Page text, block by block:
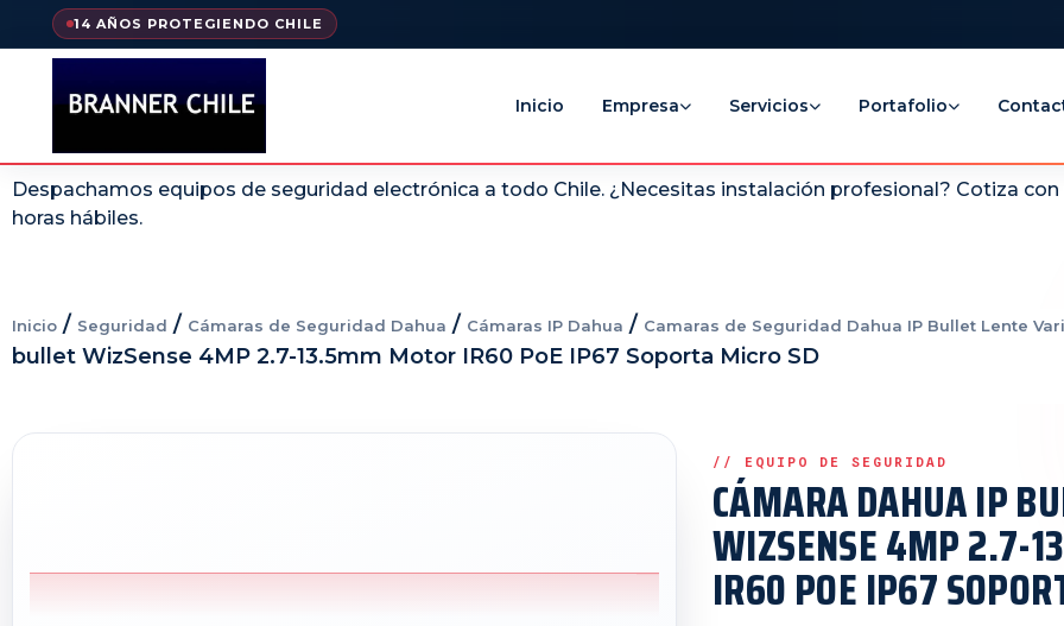
14 AÑOS PROTEGIENDO CHILE
Inicio Empresa Servicios Portafolio
Despachamos equipos de seguridad electrónica a todo Chile. ¿Necesitas instalación profesional? Cotiza
horas hábiles.
Inicio / Seguridad / Cámaras de Seguridad Dahua / Cámaras IP Dahua / Camaras de Seguridad Dahua IP Bullet Lente
bullet WizSense 4MP 2.7-13.5mm Motor IR60 PoE IP67 Soporta Micro SD
CÁMARA DAHUA IP
WIZSENSE 4MP 2.7-
IR60 POE IP67